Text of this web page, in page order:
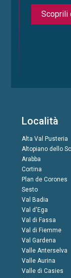
Scoprili
Località
Alta Val Pusteria
Altopiano dello
Arabba
Cortina
Plan de Corones
Sesto
Val Badia
Val d'Ega
Val di Fassa
Val di Fiemme
Val Gardena
Valle Anterselva
Valle Aurina
Valle di Casies